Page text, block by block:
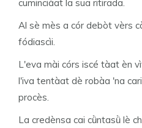
cuminciàat la sua ritirada.
Al sè mès a cór debòt vèrs
fódiascìi.
L'eva mài córs iscé tàat èn
l'iva tentàat dè robàa 'na
procès.
La credènsa cai cǜntasǜ lè